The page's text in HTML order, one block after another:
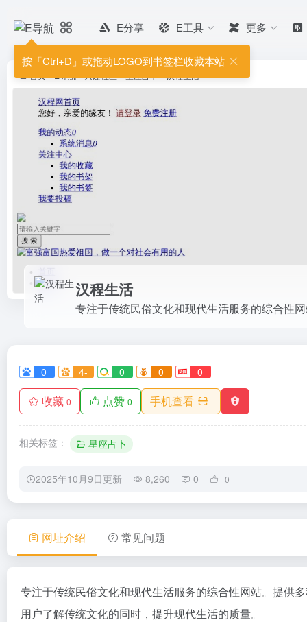
按「Ctrl+D」或拖动LOGO到书签栏收藏本站
E分享 E工具 更多
汉程生活
0 4- 0 0 0
收藏 0 点赞 0 手机查看
相关标签： 星座占卜
2025年10月9日更新 8,260 0 0
专注于传统民俗文化和现代生活
富，专业性强，适合对传统文化
网址介绍 常见问题
专注于传统民俗文化和现代生活服务的综合性网站。提供
用户了解传统文化的同时，提升现代生活的质量。